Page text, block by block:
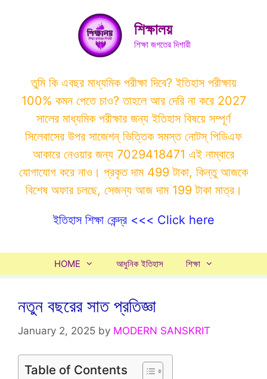
শিক্ষালয়
শিক্ষা জগতের দিশারী
তুমি কি এবছর মাধ্যমিক পরীক্ষা দিবে? ইতিহাস পরীক্ষায়
100% কমন পেতে চাও? তাহলে আর দেরি না করে 2027
সালের মাধ্যমিক পরীক্ষার জন্য ইতিহাস বিষয়ে সম্পূর্ণ
সিলেবাসের উপর সাজেশন্ ভিত্তিক সমস্ত নোটস্ পিডিএফ
আকারে নেওয়ার জন্য 7029418471 এই নাম্বারে
যোগাযোগ করে নাও। প্রকৃত দাম 499 টাকা, কিন্তু আজকে
বিশেষ অফার চলছে, সেজন্য আজ দাম 199 টাকা মাত্র।
ইতিহাস শিক্ষা কেন্দ্র <<< Click here
HOME আধুনিক ইতিহাস শিক্ষা
নতুন বছরের সাত প্রতিজ্ঞা
January 2, 2025 by MODERN SANSKRIT
Table of Contents